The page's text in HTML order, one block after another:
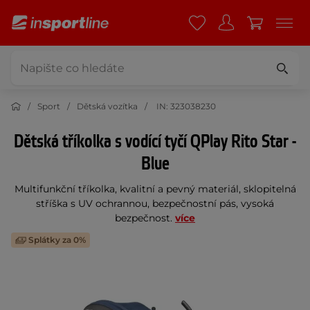
Sport Dětská vozítka IN: 323038230
Dětská tříkolka s vodící tyčí QPlay Rito Star -
Blue
Multifunkční tříkolka, kvalitní a pevný materiál, sklopitelná
stříška s UV ochrannou, bezpečnostní pás, vysoká
bezpečnost. více
Splátky za 0%